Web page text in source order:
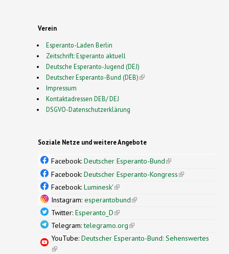
Verein
Esperanto-Laden Berlin
Zeitschrift: Esperanto aktuell
Deutsche Esperanto-Jugend (DEJ)
Deutscher Esperanto-Bund (DEB)(link is external)
Impressum
Kontaktadressen DEB/ DEJ
DSGVO-Datenschutzerklärung
Soziale Netze und weitere Angebote
Facebook: Deutscher Esperanto-Bund(link is
external)
Facebook: Deutscher Esperanto-Kongress(link is
Facebook: Luminesk'(link is external)
Instagram: esperantobund(link is external)
Twitter: Esperanto_D(link is external)
Telegram:telegramo.org(link is external)
YouTube: Deutscher Esperanto-Bund: Sehenswertes
(link is external)